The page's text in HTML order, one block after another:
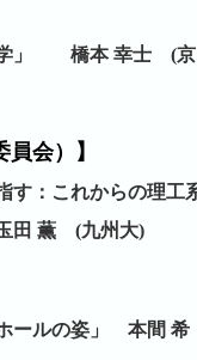
学」 橋本 幸士 (京
会）】
す：これからの理工
田 薫 (九州大)
ールの姿」 本間 希